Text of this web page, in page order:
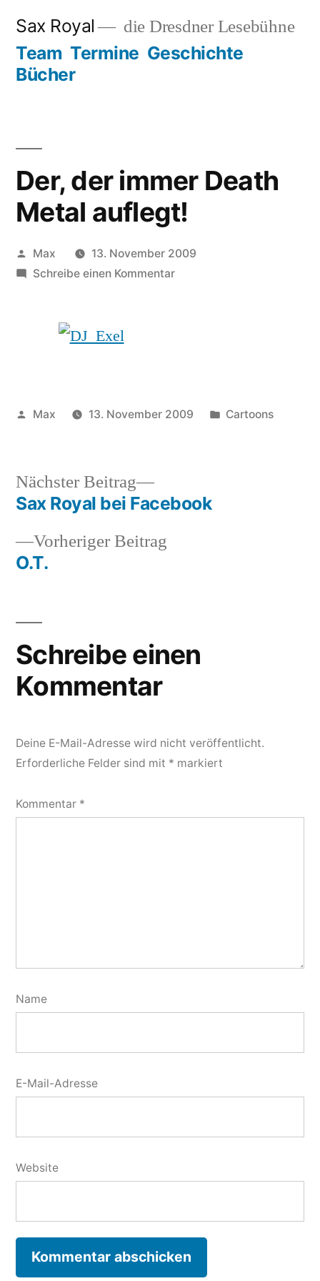
springen
Sax Royal die Dresdner Lesebühne
Team Termine Geschichte
Bücher
Der, der immer Death
Metal auflegt!
Veröffentlicht
von
Max
13. November 2009
Schreibe einen Kommentarzu
Veröffentlicht
Max 13. November 2009
Veröffentlicht
Cartoons
Beitragsnavigation
Vorheriger Beitrag
O.T.
Nächster Beitrag
Nächster
Beitrag:
Sax Royal bei Facebook
Schreibe einen
Kommentar
Deine E-Mail-Adresse wird nicht veröffentlicht.
Erforderliche Felder sind mit * markiert
Kommentar *
Name
E-Mail-Adresse
Website